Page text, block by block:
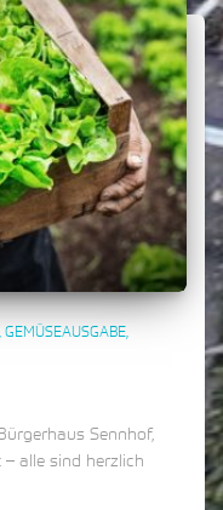
GEMÜSEAUSGABE
Sennhof,
– alle sind herzlich